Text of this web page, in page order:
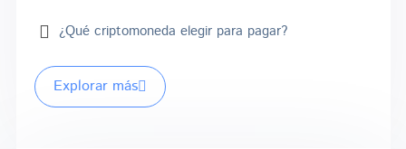
¿Qué criptomoneda elegir para pagar?
Explorar más